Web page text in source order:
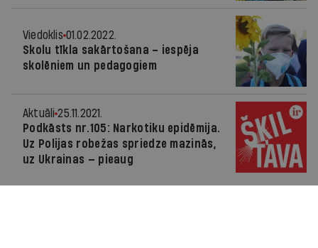
Viedoklis 01.02.2022.
Skolu tīkla sakārtošana – iespēja
skolēniem un pedagogiem
Aktuāli 25.11.2021.
Podkāsts nr.105: Narkotiku epidēmija.
Uz Polijas robežas spriedze mazinās,
uz Ukrainas — pieaug